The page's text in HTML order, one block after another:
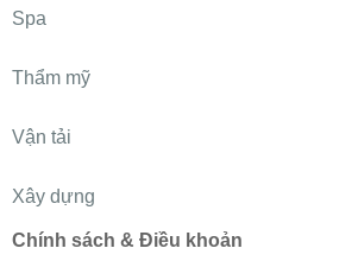
Spa
Thẩm mỹ
Vận tải
Xây dựng
Chính sách & Điều khoản